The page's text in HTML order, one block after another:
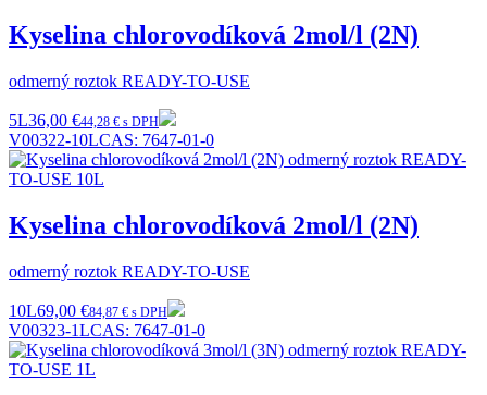
Kyselina chlorovodíková 2mol/l (2N)
odmerný roztok READY-TO-USE
5L36,00 €44,28 € s DPH
V00322-10LCAS: 7647-01-0
Kyselina chlorovodíková 2mol/l (2N)
odmerný roztok READY-TO-USE
10L69,00 €84,87 € s DPH
V00323-1LCAS: 7647-01-0